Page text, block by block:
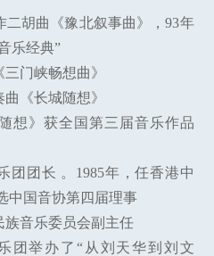
二胡曲《豫北叙事曲》，93年
乐经典”
门峡畅想曲》
《长城随想》
想》获全国第三届音乐作品
团团长 。1985年，任香港中
中国音协第四届理事
族音乐委员会副主任
团举办了“从刘天华到刘文